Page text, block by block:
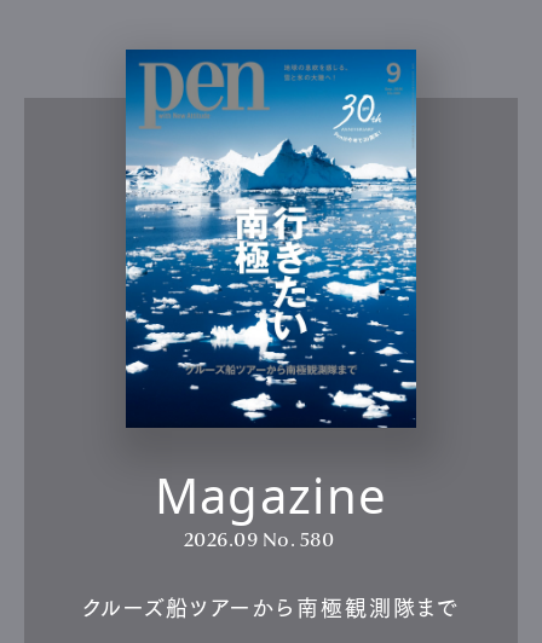
Magazine
2026.09 No. 580
クルーズ船ツアーから南極観測隊まで